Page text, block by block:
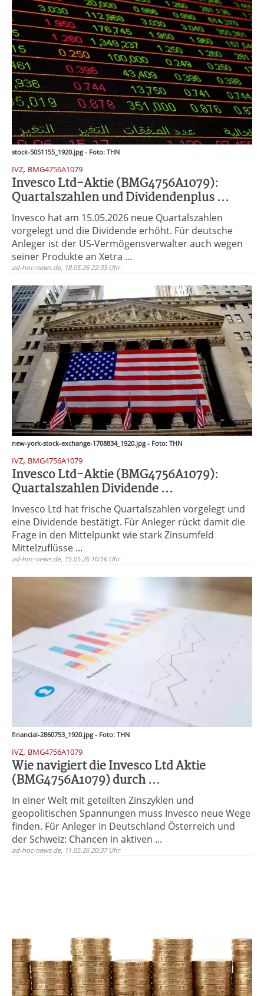
stock-5051155_1920.jpg - Foto: THN
IVZ, BMG4756A1079
Invesco Ltd-Aktie (BMG4756A1079):
Quartalszahlen und Dividendenplus ...
Invesco hat am 15.05.2026 neue Quartalszahlen
vorgelegt und die Dividende erhöht. Für deutsche
Anleger ist der US-Vermögensverwalter auch wegen
seiner Produkte an Xetra ...
ad-hoc-news.de, 18.05.26 22:33 Uhr
new-york-stock-exchange-1708834_1920.jpg - Foto: THN
IVZ, BMG4756A1079
Invesco Ltd-Aktie (BMG4756A1079):
Quartalszahlen Dividende ...
Invesco Ltd hat frische Quartalszahlen vorgelegt und
eine Dividende bestätigt. Für Anleger rückt damit die
Frage in den Mittelpunkt wie stark Zinsumfeld
Mittelzuflüsse ...
ad-hoc-news.de, 15.05.26 10:16 Uhr
financial-2860753_1920.jpg - Foto: THN
IVZ, BMG4756A1079
Wie navigiert die Invesco Ltd Aktie
(BMG4756A1079) durch ...
In einer Welt mit geteilten Zinszyklen und
geopolitischen Spannungen muss Invesco neue Wege
finden. Für Anleger in Deutschland Österreich und
der Schweiz: Chancen in aktiven ...
ad-hoc-news.de, 11.05.26 20:37 Uhr